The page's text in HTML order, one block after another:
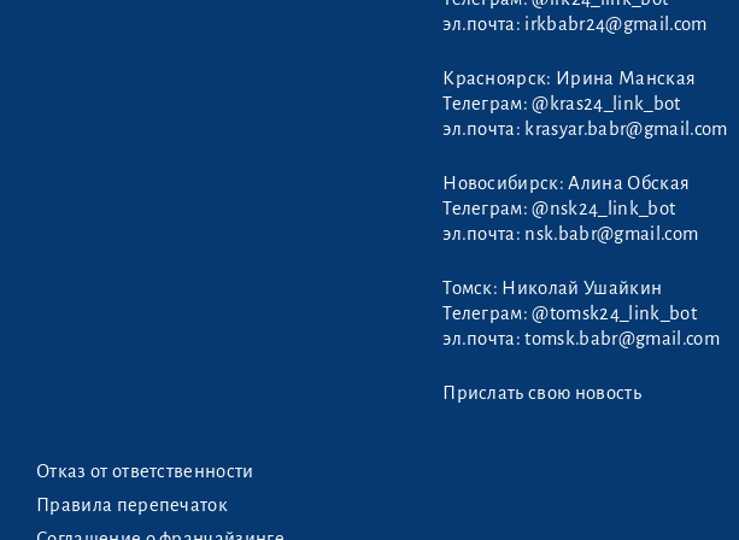
эл.почта: irkbabr24@gmail.com
Красноярск: Ирина Манская
Телеграм:@kras24_link_bot
эл.почта: krasyar.babr@gmail.com
Новосибирск: Алина Обская
Телеграм:@nsk24_link_bot
эл.почта: nsk.babr@gmail.com
Томск: Николай Ушайкин
Телеграм:@tomsk24_link_bot
эл.почта:tomsk.babr@gmail.com
Прислать свою новость
Отказ от ответственности
Правила перепечаток